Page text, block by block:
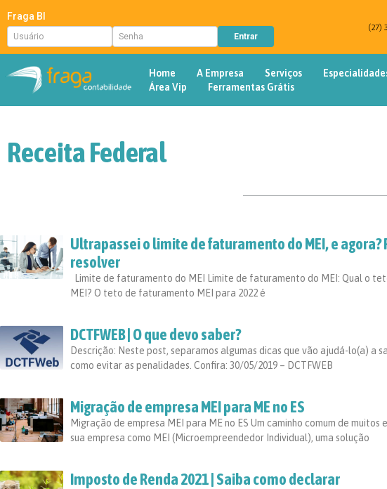
Fraga BI
(27)
Home A Empresa Serviços
Área Vip
Ferramentas Grátis
Receita Federal
Ultrapassei o limite de faturamento do MEI, e agora?
resolver
Limite de faturamento do MEI Limite de faturamento do MEI: Qual o
MEI? O teto de faturamento MEI para 2022 é
DCTFWEB | O que devo saber?
Descrição: Neste post, separamos algumas dicas que vão ajudá-lo(a) a
como evitar as penalidades. Confira: 30/05/2019 – DCTFWEB
Migração de empresa MEI para ME no ES
Migração de empresa MEI para ME no ES Um caminho comum de
sua empresa como MEI (Microempreendedor Individual), uma solução
Imposto de Renda 2021 | Saiba como declarar